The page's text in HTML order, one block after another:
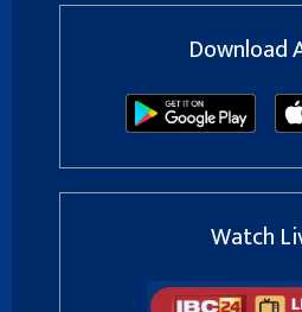
Download
Watch